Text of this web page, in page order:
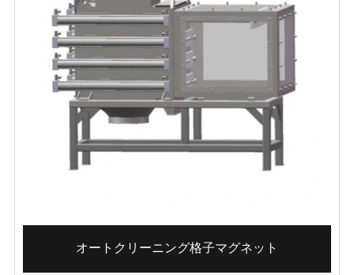
オートクリーニング格子マグネット